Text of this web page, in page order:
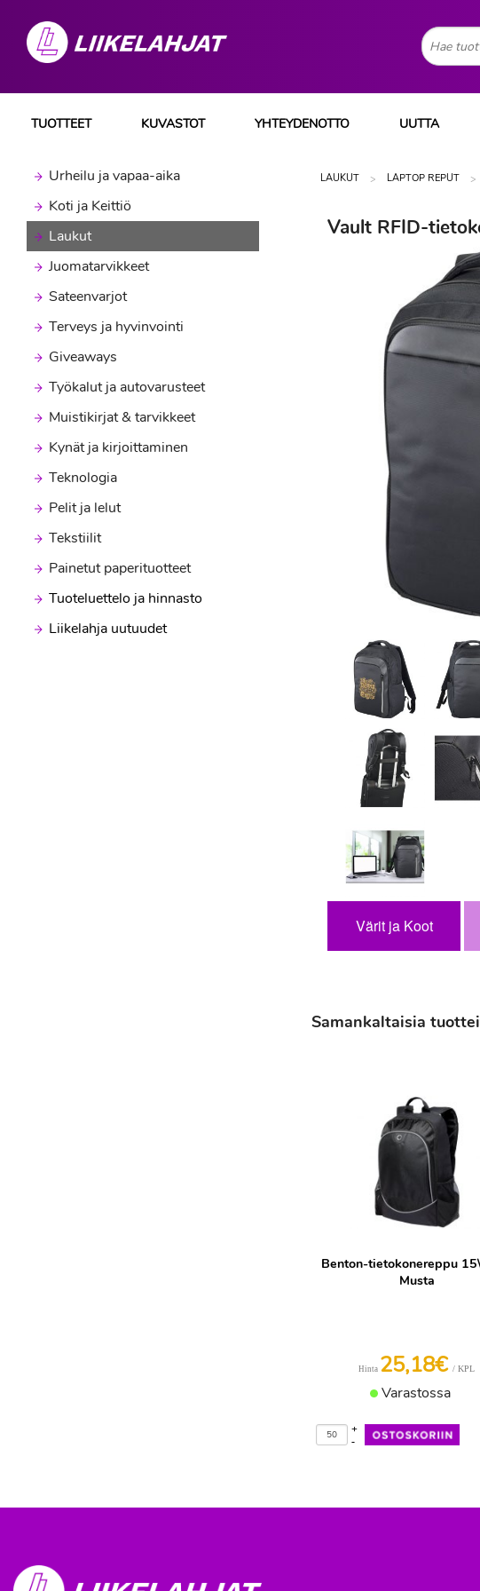
TUOTTEET KUVASTOT YHTEYDENOTTO UUTTA
Urheilu ja vapaa-aika
Koti ja Keittiö
Laukut
Juomatarvikkeet
Sateenvarjot
Terveys ja hyvinvointi
Giveaways
Työkalut ja autovarusteet
Muistikirjat & tarvikkeet
Kynät ja kirjoittaminen
Teknologia
Pelit ja lelut
Tekstiilit
Painetut paperituotteet
Tuoteluettelo ja hinnasto
Liikelahja uutuudet
LAUKUT LAPTOP REPUT
Vault RFID-
Värit ja Koot
Samankaltaisia
Benton-tietokonereppu
Musta
Hinta 25,18€ / KPL
Varastossa
-
+